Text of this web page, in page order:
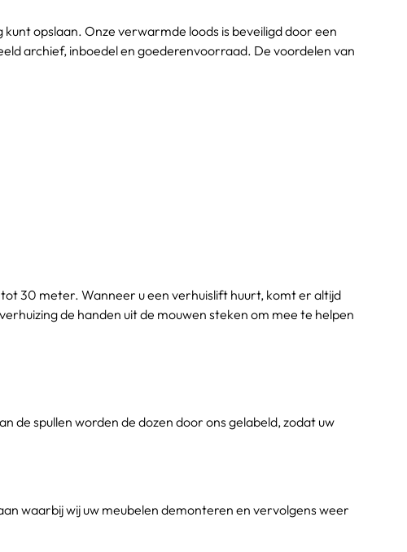
kunt opslaan. Onze verwarmde loods is beveiligd door een
archief, inboedel en goederenvoorraad. De voordelen van
30 meter. Wanneer u een verhuislift huurt, komt er altijd
de handen uit de mouwen steken om mee te helpen
de spullen worden de dozen door ons gelabeld, zodat uw
waarbij wij uw meubelen demonteren en vervolgens weer